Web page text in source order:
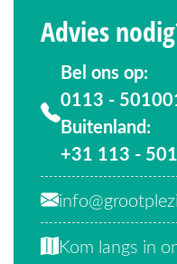
Advies
Bel ons op:
0113 -
Buitenland:
+31 113 -
Kom langs in